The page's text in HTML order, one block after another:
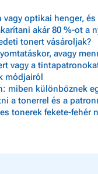
vagy optikai henger,
akár 80 %-ot a
tonert vásároljak?
avagy
vagy a
módjairól
miben különböznek
a tonerrel és a
tonerek fekete-fehér